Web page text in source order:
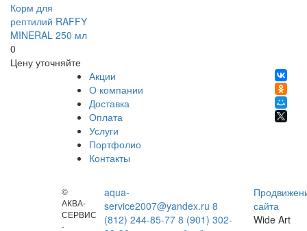
Корм для
рептилий RAFFY
MINERAL 250 мл
0
Цену уточняйте
Акции
О компании
Доставка
Оплата
Услуги
Портфолио
Контакты
©
АКВА-
СЕРВИС
-
aqua-
service2007@yandex.ru 8
(812) 244-85-77 8 (901) 302-
сайта
Wide Art